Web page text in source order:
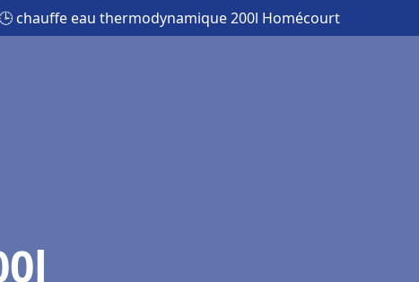
🕒 chauffe eau thermodynamique 200l Homécourt